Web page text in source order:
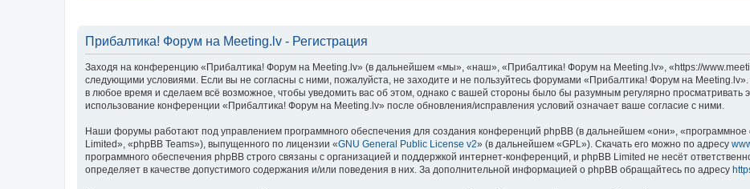
Прибалтика! Форум на Meeting.lv - Регистрация
Заходя на конференцию «Прибалтика! Форум на Meeting.lv» (в дальнейшем «мы», «наш», «Прибалтика! Форум на Meeting.lv», «https://
следующими условиями. Если вы не согласны с ними, пожалуйста, не заходите и не пользуйтесь форумами «Прибалтика! Форум на
в любое время и сделаем всё возможное, чтобы уведомить вас об этом, однако с вашей стороны было бы разумным регулярно просматривать
использование конференции «Прибалтика! Форум на Meeting.lv» после обновления/исправления условий означает ваше согласие с ними.
Наши форумы работают под управлением программного обеспечения для создания конференций phpBB (в дальнейшем «они», «программное
Limited», «phpBB Teams»), выпущенного по лицензии «GNU General Public License v2» (в дальнейшем «GPL»). Скачать его можно по адресу
программного обеспечения phpBB строго связаны с организацией и поддержкой интернет-конференций, и phpBB Limited не несёт
определяет в качестве допустимого содержания и/или поведения в них. За дополнительной информацией о phpBB обращайтесь по адресу